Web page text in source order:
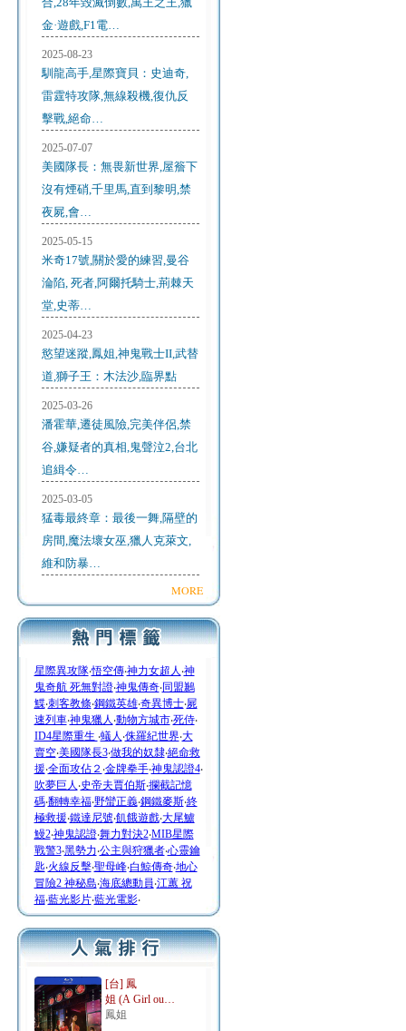
金·遊戲,F1電…
2025-08-23
馴龍高手,星際寶貝：史迪奇,
雷霆特攻隊,無線殺機,復仇反
擊戰,絕命…
2025-07-07
美國隊長：無畏新世界,屋簷下
沒有煙硝,千里馬,直到黎明,禁
夜屍,會…
2025-05-15
米奇17號,關於愛的練習,曼谷
淪陷, 死者,阿爾托騎士,荊棘天
堂,史蒂…
2025-04-23
慾望迷蹤,鳳姐,神鬼戰士II,武替
道,獅子王：木法沙,臨界點
2025-03-26
潘霍華,遷徒風險,完美伴侶,禁
谷,嫌疑者的真相,鬼聲泣2,台北
追緝令…
2025-03-05
猛毒最終章：最後一舞,隔壁的
房間,魔法壞女巫,獵人克萊文,
維和防暴…
MORE
星際異攻隊‧悟空傳‧神力女超人 ‧神
鬼奇航 死無對證‧神鬼傳奇‧同盟鶼
鰈‧刺客教條‧鋼鐵英雄‧奇異博士‧屍
速列車‧神鬼獵人 ‧動物方城市‧死侍‧
ID4星際重生 ‧蟻人 ‧侏羅紀世界‧大
賣空‧美國隊長3‧做我的奴隸‧絕命救
援‧全面攻佔２ ‧金牌拳手‧神鬼認證4‧
吹夢巨人 ‧史帝夫賈伯斯‧攔截記憶
碼‧翻轉幸福‧野蠻正義‧鋼鐵麥斯‧終
極救援‧鐵達尼號‧飢餓遊戲‧大尾鱸
鰻2‧神鬼認證‧舞力對決2‧MIB星際
戰警3‧黑勢力‧公主與狩獵者‧心靈鑰
匙‧火線反擊‧聖母峰‧白鯨傳奇‧地心
冒險2 神秘島‧海底總動員‧江蕙 祝
福‧藍光影片‧藍光電影‧
[台] 鳳
姐 (A Girl ou…
鳳姐